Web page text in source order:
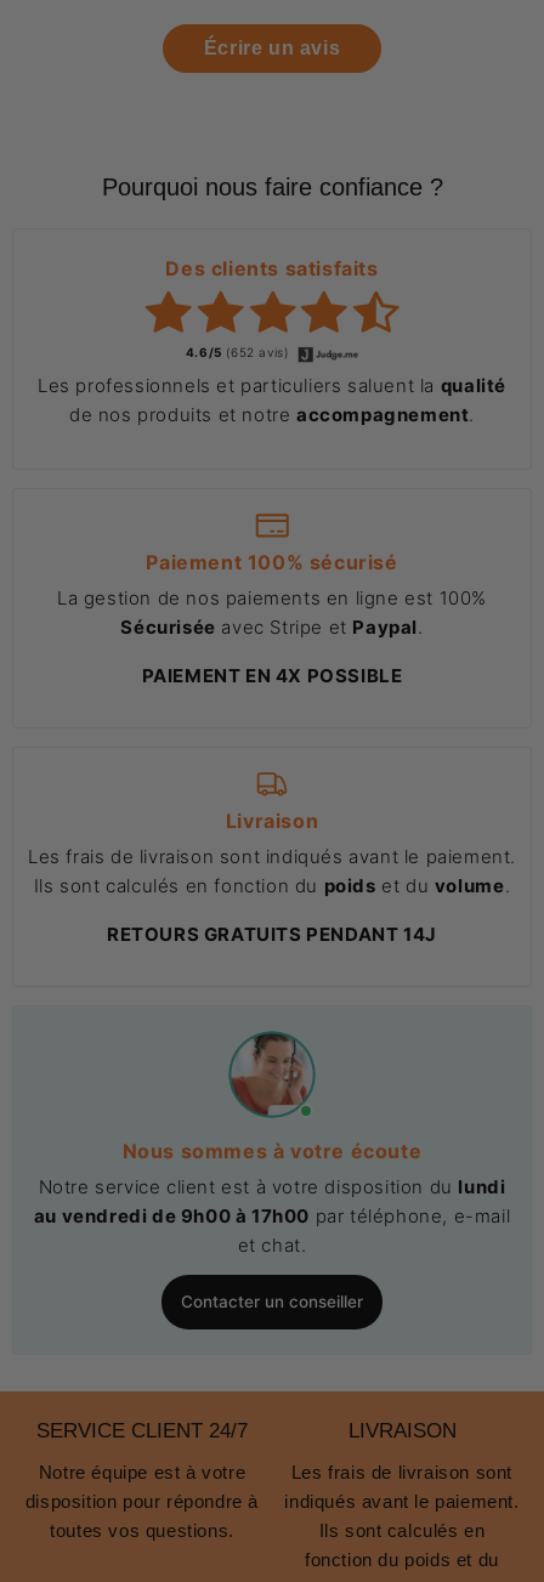
Écrire un avis
Pourquoi nous faire confiance ?
Des clients satisfaits
4.6/5 (652 avis)
Les professionnels et particuliers saluent la qualité
de nos produits et notre accompagnement
Paiement 100% sécurisé
La gestion de nos paiements en ligne est 100%
Sécurisée avec Stripe et Paypal
PAIEMENT EN 4X POSSIBLE
Livraison
Les frais de livraison sont indiqués avant le paiement.
Ils sont calculés en fonction du poids et du volume
RETOURS GRATUITS PENDANT 14J
Nous sommes à votre écoute
Notre service client est à votre disposition du lundi
au vendredi de 9h00 à 17h00 par téléphone, e-mail
et chat.
Contacter un conseiller
SERVICE CLIENT 24/7
Notre équipe est à votre
disposition pour répondre à
toutes vos questions.
LIVRAISON
Les frais de livraison sont
indiqués avant le paiement.
Ils sont calculés en
fonction du poids et du